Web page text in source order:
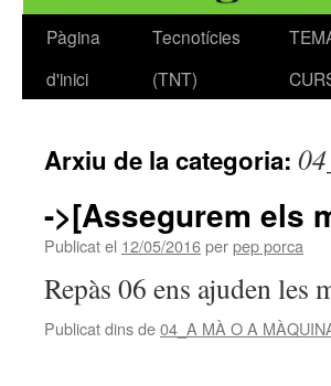
Vés
Pàgina
d'inici
Tecnotícies
(TNT)
Arxiu de la categoria:
->[Assegurem els
Publicat el 12/05/2016perpep porca
Repàs 06 ens ajuden les
Publicat dins de04_A MÀ O A